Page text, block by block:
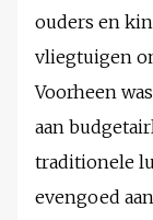
ouders en
vliegtuigen
Voorheen
aan
traditionele
evengoed